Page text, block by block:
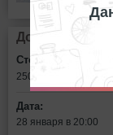
Стоимость
250
Дата:
28 января в 20:00